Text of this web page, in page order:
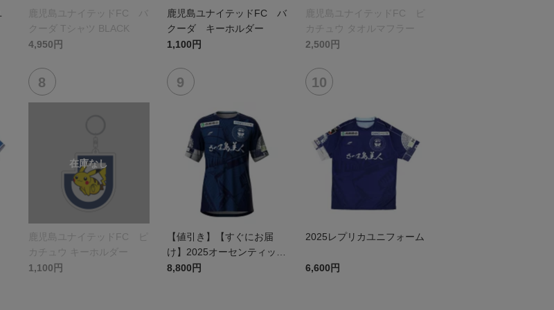
鹿児島ユナイテッドFC バ
クーダ Tシャツ BLACK
4,950円
鹿児島ユナイテッドFC バ
クーダ キーホルダー
1,100円
鹿児島ユナイテッドFC ピ
カチュウ タオルマフラー
2,500円
鹿児島ユナイテッドFC ピ
カチュウ キーホルダー
1,100円
【値引き】【すぐにお届
け】2025オーセンティック
ユニフォーム FP1st
8,800円
2025レプリカユニフォーム
6,600円